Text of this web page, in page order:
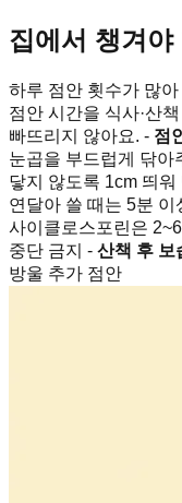
집에서 챙겨야
하루 점안 횟수가 많
점안 시간을 식사·산
빠뜨리지 않아요. - 점
눈곱을 부드럽게 닦아
닿지 않도록 1cm 띄워
연달아 쓸 때는 5분 이
사이클로스포린은
중단 금지 - 산책 후 보
방울 추가 점안